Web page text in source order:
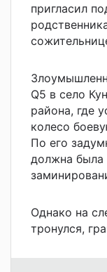
пригласил
Q5 в село
района, где
колесо
По его
должна была
Однако на
тронулся,